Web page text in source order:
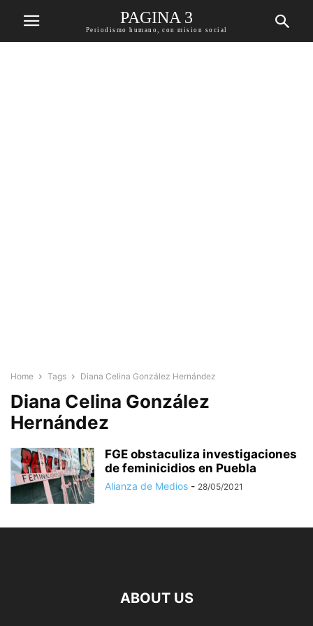
PAGINA 3
Periodismo humano, con mision social
Home Tags Diana Celina González Hernández
Diana Celina González
Hernández
FGE obstaculiza investigaciones
de feminicidios en Puebla
Alianza de Medios - 28/05/2021
ABOUT US